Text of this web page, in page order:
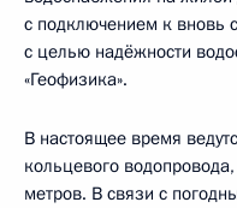
с подключением к вновь
с целью надёжности
«Геофизика».
В настоящее время
кольцевого
метров. В связи с